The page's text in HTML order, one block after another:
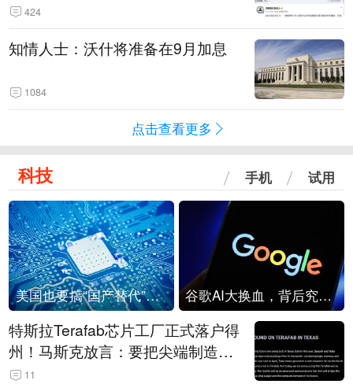
424
知情人士：沃什将准备在9月加息
1084
点击查看更多
科技 手机 试用
美国也要搞“国产替代”？先算清三笔账 谷歌AI大换血，背后究竟发生了什么？
特斯拉Terafab芯片工厂正式落户得
州！马斯克放言：要把尖端制造带
回美国
11